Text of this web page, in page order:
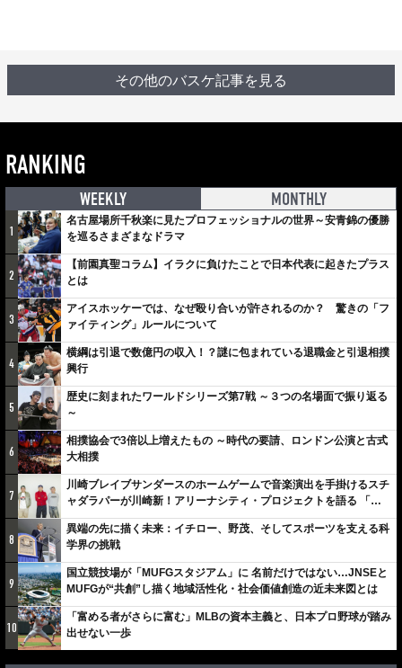
その他のバスケ記事を見る
RANKING
WEEKLY MONTHLY
1
名古屋場所千秋楽に見たプロフェッショナルの世界～安青錦の優勝
を巡るさまざまなドラマ
2
【前園真聖コラム】イラクに負けたことで日本代表に起きたプラス
とは
3
アイスホッケーでは、なぜ殴り合いが許されるのか？ 驚きの「フ
ァイティング」ルールについて
4
横綱は引退で数億円の収入！？謎に包まれている退職金と引退相撲
興行
5
歴史に刻まれたワールドシリーズ第7戦 ～３つの名場面で振り返る
～
6
相撲協会で3倍以上増えたもの ～時代の要請、ロンドン公演と古式
大相撲
7
川崎ブレイブサンダースのホームゲームで音楽演出を手掛けるスチ
ャダラパーが川崎新！アリーナシティ・プロジェクトを語る 「楽
しみでしかないでしょ。川崎は、ずっと成長曲線だから」
8
異端の先に描く未来：イチロー、野茂、そしてスポーツを支える科
学界の挑戦
9
国立競技場が「MUFGスタジアム」に 名前だけではない…JNSEと
MUFGが“共創”し描く地域活性化・社会価値創造の近未来図とは
10
「富める者がさらに富む」MLBの資本主義と、日本プロ野球が踏み
出せない一歩